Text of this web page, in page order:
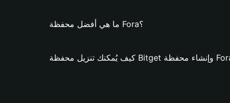
ما هي أفضل محفظة Fora؟